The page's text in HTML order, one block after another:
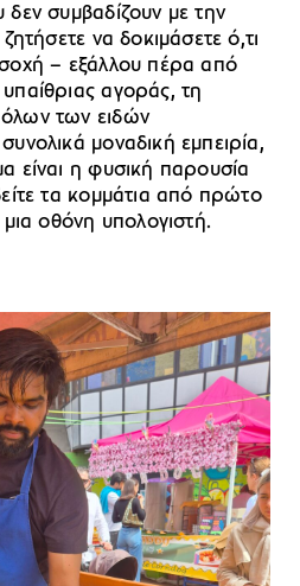
συμβαδίζουν με την
να δοκιμάσετε ό,τι
– εξάλλου πέρα από
αγοράς, τη
των ειδών
μοναδική εμπειρία,
είναι η φυσική παρουσία
τα κομμάτια από πρώτο
οθόνη υπολογιστή.